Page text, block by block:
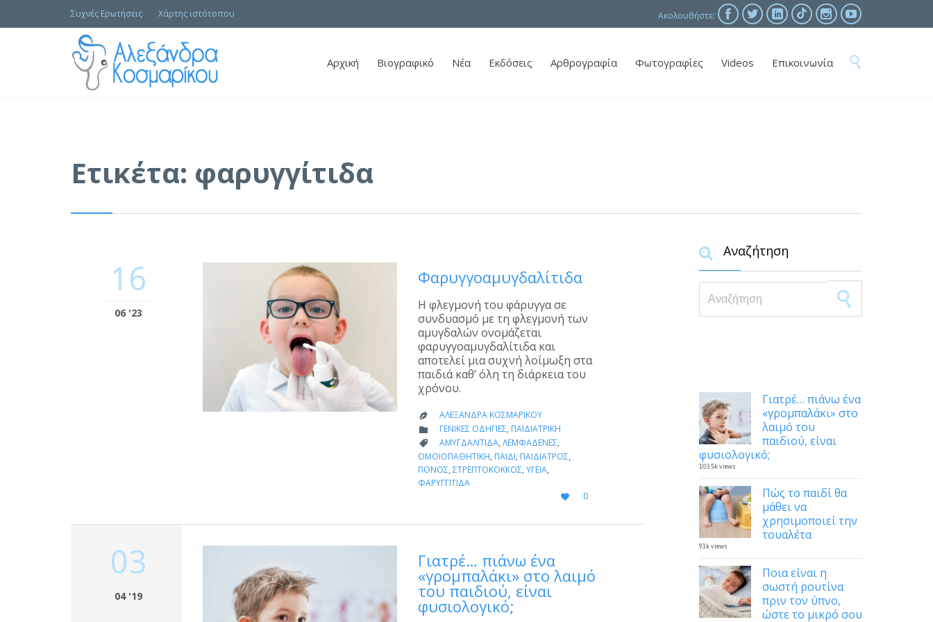
Συχνές Ερωτήσεις Χάρτης ιστότοπου Ακολουθήστε:     
Skip
to
Αρχική Βιογραφικό Νέα Εκδόσεις Αρθρογραφία Φωτογραφίες Videos Επικοινωνία 
Ετικέτα: φαρυγγίτιδα
16
06 '23
Φαρυγγοαμυγδαλίτιδα
Η φλεγμονή του φάρυγγα σε
συνδυασμό με τη φλεγμονή των
αμυγδαλών ονομάζεται
φαρυγγοαμυγδαλίτιδα και
αποτελεί μια συχνή λοίμωξη στα
παιδιά καθ’ όλη τη διάρκεια του
χρόνου.
 ΑΛΕΞΆΝΔΡΑ ΚΟΣΜΑΡΊΚΟΥ
 CATEGORY
ΓΕΝΙΚΈΣ ΟΔΗΓΊΕΣ, ΠΑΙΔΙΑΤΡΙΚΉ
 CATEGORY
ΑΜΥΓΔΑΛΊΤΙΔΑ, ΛΕΜΦΑΔΈΝΕΣ,
ΟΜΟΙΟΠΑΘΗΤΙΚΉ, ΠΑΙΔΊ, ΠΑΙΔΊΑΤΡΟΣ,
ΠΌΝΟΣ, ΣΤΡΕΠΤΌΚΟΚΚΟΣ, ΥΓΕΊΑ,
ΦΑΡΥΓΓΊΤΙΔΑ

LOVE
IT
0
03
04 '19
Γιατρέ… πιάνω ένα
«γρομπαλάκι» στο λαιμό
του παιδιού, είναι
φυσιολογικό;
 Αναζήτηση
Γιατρέ… πιάνω ένα
«γρομπαλάκι» στο
λαιμό του
παιδιού, είναι
φυσιολογικό;
103.5k views
Πώς το παιδί θα
μάθει να
χρησιμοποιεί την
τουαλέτα
91k views
Ποια είναι η
σωστή ρουτίνα
πριν τον ύπνο,
ώστε το μικρό σου